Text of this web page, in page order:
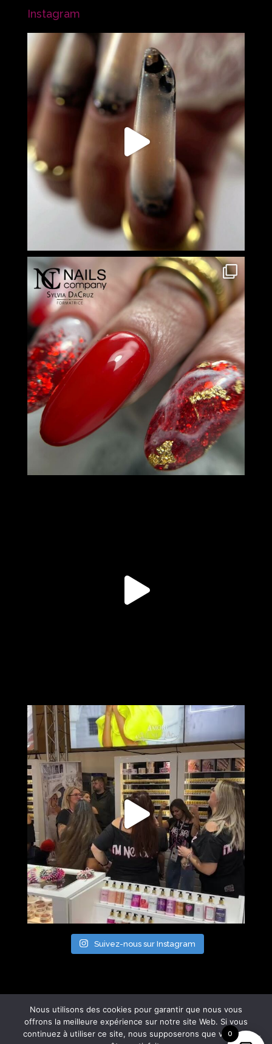
Instagram
Suivez-nous sur Instagram
0
Nous utilisons des cookies pour garantir que nous vous
offrons la meilleure expérience sur notre site Web. Si vous
continuez à utiliser ce site, nous supposerons que vous en